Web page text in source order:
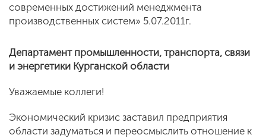
современных достижений менеджмента
производственных систем» 5.07.2011г.
Департамент промышленности, транспорта, связи
и энергетики Курганской области
Уважаемые коллеги!
Экономический кризис заставил предприятия
области задуматься и переосмыслить отношение к